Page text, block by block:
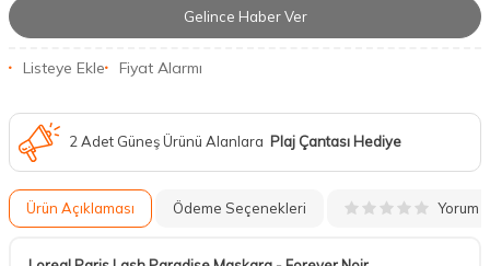
Gelince Haber Ver
Listeye Ekle Fiyat Alarmı
2 Adet Güneş Ürünü Alanlara Plaj Çantası Hediye
Ürün Açıklaması Ödeme Seçenekleri Yorum